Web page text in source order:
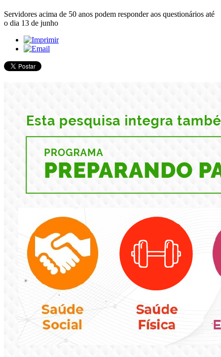
Servidores acima de 50 anos podem responder aos questionários até
o dia 13 de junho